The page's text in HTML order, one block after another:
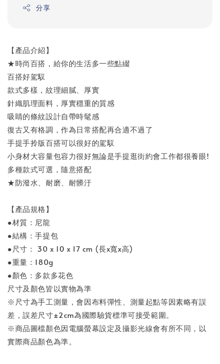
分享
【產品介紹】
★時尚百搭，給你的生活多一些點綴
百搭好駕馭
款式多樣，紋理細膩、厚實
針織肌理面料，厚實穩重的質感
吸睛的條紋設計自帶時髦感
復古又有格調，作為日常搭配再合適不過了
手提手拎版百搭可以很好的駕馭
小身材大容量包容力很好無論是手提逛街約會工作都很養眼!
多種款式可選，隨意搭配
★防潑水、耐磨、耐髒汙
【產品規格】
●材質：尼龍
●結構：手提包
●尺寸： 30 x 10 x 17 cm (長x寬x高)
●重量：180g
●顏色：多款多花色
尺寸及顏色皆以實物為準
※尺寸為手工測量，會因布料彈性、測量起點等因素略有誤
差，誤差尺寸±2cm為國際驗貨標準可接受範圍。
※商品圖檔顏色因電腦螢幕設定及攝影光線會有所不同，以
實際商品顏色為準。